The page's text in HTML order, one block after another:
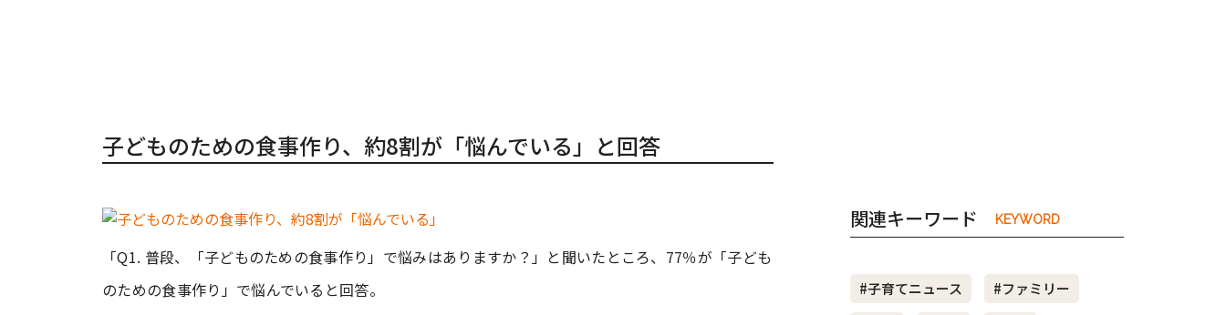
子どものための食事作り、約8割が「悩んでいる」と回答
「Q1. 普段、「子どものための食事作り」で悩みはありますか？」と聞いたところ、77％が「子ども
のための食事作り」で悩んでいると回答。
関連キーワード KEYWORD
#子育てニュース
#ファミリー